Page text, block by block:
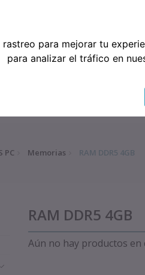
para mejorar tu
para analizar el tráfico en
PC Memorias RAM DDR5 4GB
RAM DDR5 4GB
Aún no hay productos en